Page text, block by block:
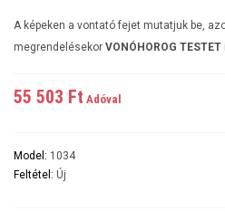
A képeken a vontató fejet mutatjuk be,
megrendelésekor VONÓHOROG TESTET
55 503 Ft‎ Adóval
Model: 1034
Feltétel: Új